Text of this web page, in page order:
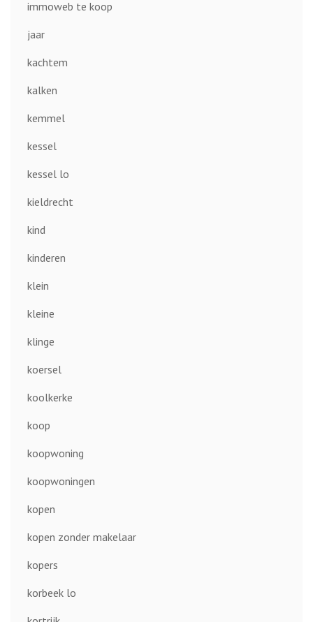
immoweb te koop
jaar
kachtem
kalken
kemmel
kessel
kessel lo
kieldrecht
kind
kinderen
klein
kleine
klinge
koersel
koolkerke
koop
koopwoning
koopwoningen
kopen
kopen zonder makelaar
kopers
korbeek lo